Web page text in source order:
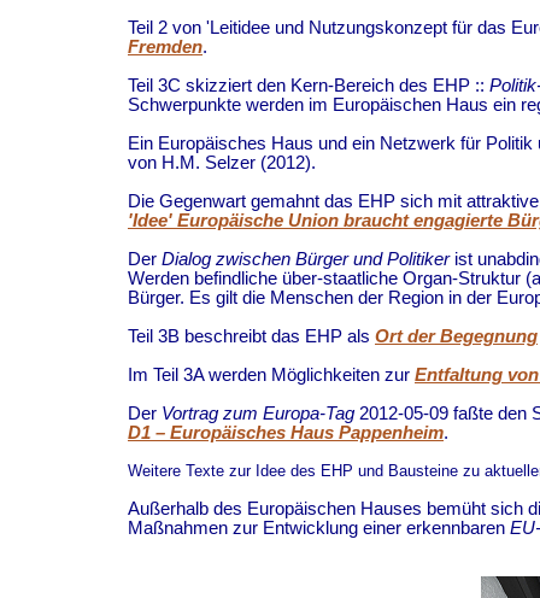
Teil 2 von 'Leitidee und Nutzungskonzept für das
Fremden.
Teil 3C skizziert den Kern-Bereich des EHP ::
Schwerpunkte werden im Europäischen Haus ein
Ein Europäisches Haus und ein Netzwerk für
von H.M. Selzer (2012).
Die Gegenwart gemahnt das EHP sich mit
'Idee' Europäische Union braucht engagierte
Der Dialog zwischen Bürger und Politikerist
Werden befindliche über-staatliche Organ-Struktur
Bürger. Es gilt die Menschen der Region in der
Teil 3B beschreibt das EHP als Ort der Begegnung
Im Teil 3A werden Möglichkeiten zur Entfaltung
Der Vortrag zum Europa-Tag 2012-05-09 faßte den
D1 – Europäisches Haus Pappenheim.
Weitere Texte zur Idee des EHP und Bausteine zu
Außerhalb des Europäischen Hauses bemüht sich
Maßnahmen zur Entwicklung einer erkennbaren